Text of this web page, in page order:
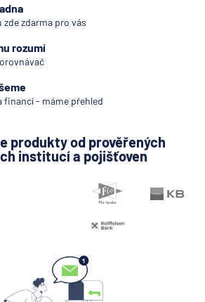
klientů
banky
zdarma pro vás
rozumí
financí - máme přehled
produkty od prověřených
institucí a pojišťoven